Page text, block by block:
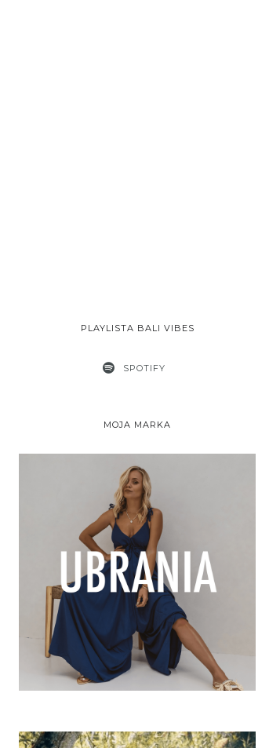
PLAYLISTA BALI VIBES
SPOTIFY
MOJA MARKA